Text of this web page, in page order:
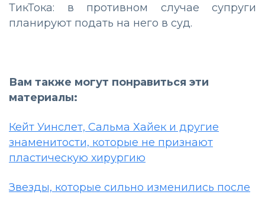
ТикТока: в противном случае супруги
планируют подать на него в суд.
Вам также могут понравиться эти
материалы:
Кейт Уинслет, Сальма Хайек и другие
знаменитости, которые не признают
пластическую хирургию
Звезды, которые сильно изменились после